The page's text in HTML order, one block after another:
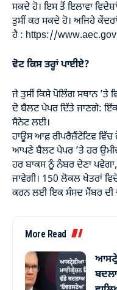
ਸਕਦੇ ਹੋ। ਇਸ ਤੋਂ ਇਲਾਵਾ ਵਿਦੇਸ਼ਾਂ
ਤੁਸੀਂ ਕਰ ਸਕਦੇ ਹੋ। ਅਜਿਹੇ ਕੇਂਦਰਾਂ
ਹੈ : https://
ਵੋਟ ਕਿਸ ਤਰ੍ਹਾਂ ਪਾਈਏ?
ਜੇ ਤੁਸੀਂ ਕਿਸੇ ਪੋਲਿੰਗ ਸਥਾਨ ’ਤੇ
ਦੋ ਬੈਲਟ ਪੇਪਰ ਦਿੱਤੇ ਜਾਣਗੇ:
ਸੈਨੇਟ ਲਈ।
ਹਾਊਸ ਆਫ਼ ਰੀਪਰੈਜ਼ੈਂਟੇਟਿਵ ਵਿੱਚ
ਆਪਣੇ ਬੈਲਟ ਪੇਪਰ ’ਤੇ ਹਰ
ਹਰ ਬਾਕਸ ਨੂੰ ਨੰਬਰ ਦੇਣਾ ਪਵੇਗਾ,
ਜਾਵੇਗੀ। 150 ਲੋਕਲ ਖੇਤਰਾਂ
ਕਰਨ ਲਈ ਇਕ ਸੰਸਦ ਮੈਂਬਰ ਦੀ
More Read